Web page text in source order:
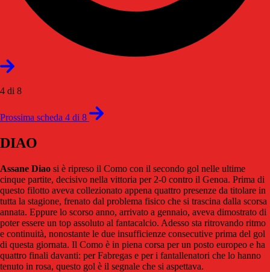
4 di 8
Prossima scheda 4 di 8
DIAO
Assane Diao si è ripreso il Como con il secondo gol nelle ultime
cinque partite, decisivo nella vittoria per 2-0 contro il Genoa. Prima di
questo filotto aveva collezionato appena quattro presenze da titolare in
tutta la stagione, frenato dal problema fisico che si trascina dalla scorsa
annata. Eppure lo scorso anno, arrivato a gennaio, aveva dimostrato di
poter essere un top assoluto al fantacalcio. Adesso sta ritrovando ritmo
e continuità, nonostante le due insufficienze consecutive prima del gol
di questa giornata. Il Como è in piena corsa per un posto europeo e ha
quattro finali davanti: per Fabregas e per i fantallenatori che lo hanno
tenuto in rosa, questo gol è il segnale che si aspettava.